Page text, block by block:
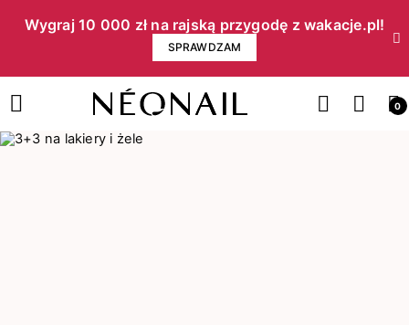
Wygraj 10 000 zł na rajską przygodę z wakacje.pl!​
SPRAWDZAM
0